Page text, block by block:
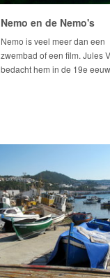
Nemo en de Nemo's
Nemo is veel meer dan een
zwembad of een film. Jules
bedacht hem in de 19e